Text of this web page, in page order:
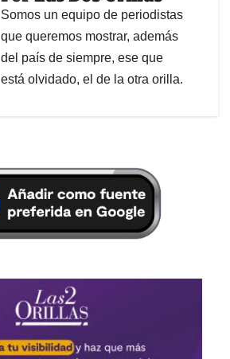
Somos un equipo de periodistas
que queremos mostrar, además
del país de siempre, ese que
está olvidado, el de la otra orilla.